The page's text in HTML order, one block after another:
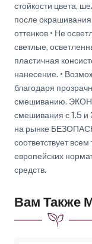
стойкости цвета,
после
оттенков • Не
светлые,
пластичная
нанесение. •
благодаря
смешиванию.
смешивания с 1.5 и
на рынке
соответствует
европейских
средств.
Вам Также